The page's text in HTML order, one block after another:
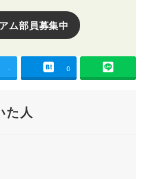
ム部員募集中
- 0
た人